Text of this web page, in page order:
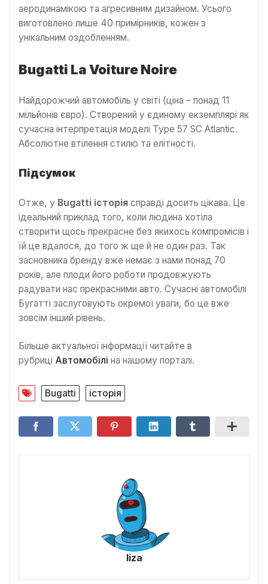
аеродинамікою та агресивним дизайном. Усього
виготовлено лише 40 примірників, кожен з
унікальним оздобленням.
Bugatti La Voiture Noire
Найдорожчий автомобіль у світі (ціна – понад 11
мільйонів євро). Створений у єдиному екземплярі як
сучасна інтерпретація моделі Type 57 SC Atlantic.
Абсолютне втілення стилю та елітності.
Підсумок
Отже, у Bugatti історія справді досить цікава. Це
ідеальний приклад того, коли людина хотіла
створити щось прекрасне без якихось компромісів і
їй це вдалося, до того ж ще й не один раз. Так
засновника бренду вже немає з нами понад 70
років, але плоди його роботи продовжують
радувати нас прекрасними авто. Сучасні автомобілі
Бугатті заслуговують окремої уваги, бо це вже
зовсім інший рівень.
Більше актуальної інформації читайте в
рубриці Автомобілі на нашому порталі.
Bugatti історія
liza